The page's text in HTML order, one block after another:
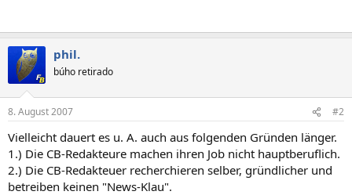
phil.
búho retirado
8. August 2007 #2
Vielleicht dauert es u. A. auch aus folgenden Gründen länger.
1.) Die CB-Redakteure machen ihren Job nicht hauptberuflich.
2.) Die CB-Redakteuer recherchieren selber, gründlicher und
betreiben keinen "News-Klau".